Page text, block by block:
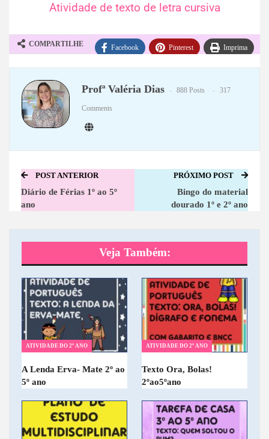
Atividade de texto de letra cursiva
COMPARTILHE Facebook Pinterest Imprima
Profª Valéria Dias 888 Posts 317
Comments
POST ANTERIOR
Diário de Férias 1º ao 5º
ano
PRÓXIMO POST
Bingo do material
dourado 1º e 2º ano
Veja Também:
ATIVIDADE DO 2º ANO
A Lenda Erva- Mate 2º ao
5º ano
ATIVIDADE DO 2º ANO
Texto Ora, Bolas!
2ºao5ºano